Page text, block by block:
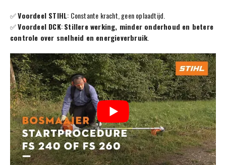
✅Voordeel STIHL: Constante kracht, geen oplaadtijd.
✅Voordeel DCK:Stillere werking, minder onderhoud en betere
controle over snelheid en energieverbruik.